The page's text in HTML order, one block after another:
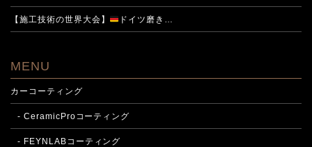
【施工技術の世界大会】 ドイツ磨き…
MENU
カーコーティング
- CeramicProコーティング
- FEYNLABコーティング